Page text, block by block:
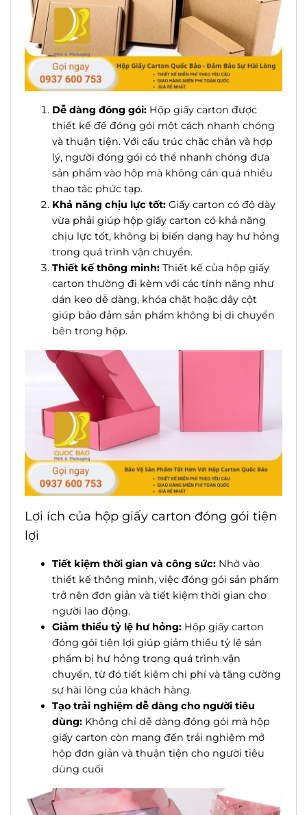
Dễ dàng đóng gói: Hộp giấy carton được
thiết kế để đóng gói một cách nhanh chóng
và thuận tiện. Với cấu trúc chắc chắn và hợp
lý, người đóng gói có thể nhanh chóng đưa
sản phẩm vào hộp mà không cần quá nhiều
thao tác phức tạp.
Khả năng chịu lực tốt: Giấy carton có độ dày
vừa phải giúp hộp giấy carton có khả năng
chịu lực tốt, không bị biến dạng hay hư hỏng
trong quá trình vận chuyển.
Thiết kế thông minh: Thiết kế của hộp giấy
carton thường đi kèm với các tính năng như
dán keo dễ dàng, khóa chặt hoặc dây cột
giúp bảo đảm sản phẩm không bị di chuyển
bên trong hộp.
Lợi ích của hộp giấy carton đóng gói tiện
lợi
Tiết kiệm thời gian và công sức: Nhờ vào
thiết kế thông minh, việc đóng gói sản phẩm
trở nên đơn giản và tiết kiệm thời gian cho
người lao động.
Giảm thiểu tỷ lệ hư hỏng: Hộp giấy carton
đóng gói tiện lợi giúp giảm thiểu tỷ lệ sản
phẩm bị hư hỏng trong quá trình vận
chuyển, từ đó tiết kiệm chi phí và tăng cường
sự hài lòng của khách hàng.
Tạo trải nghiệm dễ dàng cho người tiêu
dùng: Không chỉ dễ dàng đóng gói mà hộp
giấy carton còn mang đến trải nghiệm mở
hộp đơn giản và thuận tiện cho người tiêu
dùng cuối